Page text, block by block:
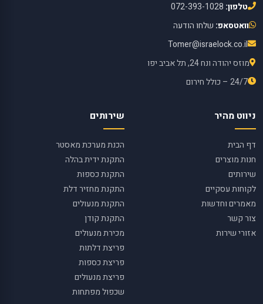
טלפון: 072-393-1028
וואטסאפ: שלחו הודעה
Tomer@israelock.co.il
מוזס יהודה ונח 24, תל אביב יפו
24/7 – כולל חירום
ניווט מהיר
דף הבית
חנות מוצרים
שירותים
לקוחות עסקיים
מאמרים וחדשות
צור קשר
אזורי שירות
שירותים
הכנת מערכת מאסטר
התקנת ידית בהלה
התקנת כספות
התקנת מחזיר דלת
התקנת מנעולים
התקנת קודן
מכירת מנעולים
פריצת דלתות
פריצת כספות
פריצת מנעולים
שכפול מפתחות